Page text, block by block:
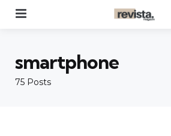
75 Posts
smartphone